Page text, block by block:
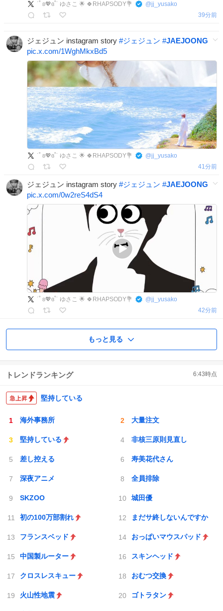
˙˚ ʚ💖ɞ˚˙ ゆさこ 🌟 🍀RHAPSODY💐 @jj_yusako
39分前
ジェジュン instagram story #ジェジュン #JAEJOONG
pic.x.com/1WghMkxBd5
˙˚ ʚ💖ɞ˚˙ ゆさこ 🌟 🍀RHAPSODY💐 @jj_yusako
41分前
ジェジュン instagram story #ジェジュン #JAEJOONG
pic.x.com/0w2reS4dS4
˙˚ ʚ💖ɞ˚˙ ゆさこ 🌟 🍀RHAPSODY💐 @jj_yusako
42分前
もっと見る
トレンドランキング 6:43時点
堅持している
海外事務所 大量注文
堅持している 非核三原則見直し
差し控える 寿美花代さん
深夜アニメ 全員排除
SKZOO 城田優
初の100万部割れ まだサ終しないんですか
フランスベッド おっぱいマウスパッド
中国製ルーター スキンヘッド
クロスレスキュー おむつ交換
火山性地震 ゴトラタン